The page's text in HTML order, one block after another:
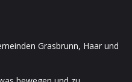
Grasbrunn, Haar und